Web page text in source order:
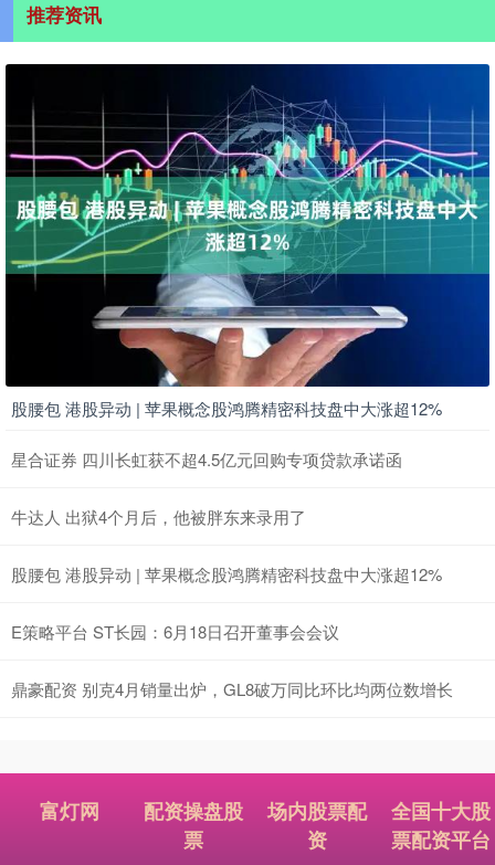
推荐资讯
股腰包 港股异动 | 苹果概念股鸿腾精密科技盘中大涨超12%
星合证券 四川长虹获不超4.5亿元回购专项贷款承诺函
牛达人 出狱4个月后，他被胖东来录用了
股腰包 港股异动 | 苹果概念股鸿腾精密科技盘中大涨超12%
E策略平台 ST长园：6月18日召开董事会会议
鼎豪配资 别克4月销量出炉，GL8破万同比环比均两位数增长
富灯网
配资操盘股
票
场内股票配
资
全国十大股
票配资平台